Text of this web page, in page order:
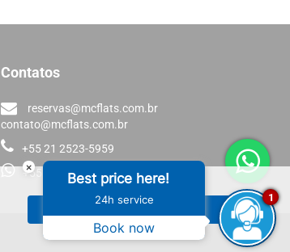
Contatos
reservas@mcflats.com.br
contato@mcflats.com.br
+55 21 2523-5959
+55 21 98136-6864
×
Best price here!
24h service
Book now
1